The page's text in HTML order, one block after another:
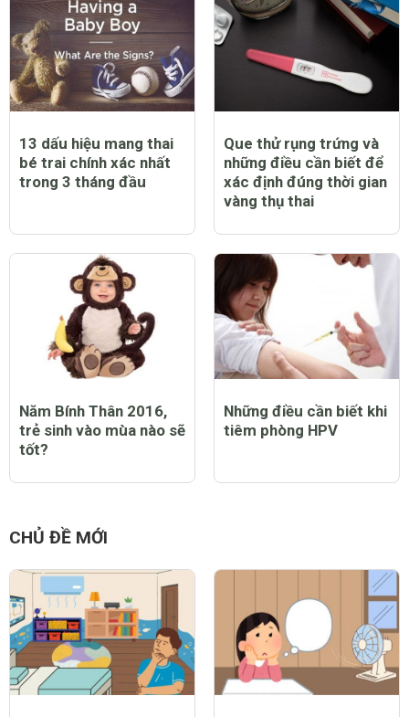
13 dấu hiệu mang thai
bé trai chính xác nhất
trong 3 tháng đầu
Que thử rụng trứng và
những điều cần biết để
xác định đúng thời gian
vàng thụ thai
Năm Bính Thân 2016,
trẻ sinh vào mùa nào sẽ
tốt?
Những điều cần biết khi
tiêm phòng HPV
CHỦ ĐỀ MỚI